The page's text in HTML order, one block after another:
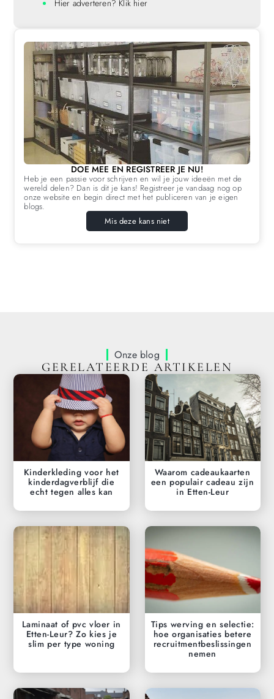
Hier adverteren? Klik hier
DOE MEE EN REGISTREER JE NU!
Heb je een passie voor schrijven en wil je jouw ideeën met de
wereld delen? Dan is dit je kans! Registreer je vandaag nog op
onze website en begin direct met het publiceren van je eigen
blogs.
Mis deze kans niet
Onze blog
GERELATEERDE ARTIKELEN
Kinderkleding voor het
kinderdagverblijf die
echt tegen alles kan
Waarom cadeaukaarten
een populair cadeau zijn
in Etten-Leur
Laminaat of pvc vloer in
Etten-Leur? Zo kies je
slim per type woning
Tips werving en selectie:
hoe organisaties betere
recruitmentbeslissingen
nemen